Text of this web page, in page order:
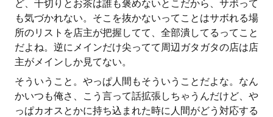
ど、千切りとお茶は誰も褒めないとこだから、サボって
も気づかれない。そこを抜かないってことはサボれる場
所のリストを店主が把握してて、全部潰してるってこと
だよね。逆にメインだけ尖ってて周辺ガタガタの店は店
主がメインしか見てない。
そういうこと。やっぱ人間もそういうことだよな。なん
かいつも俺さ、こう言って話拡張しちゃうんだけど、や
っぱカオスとかに持ち込まれた時に人間がどう対応する